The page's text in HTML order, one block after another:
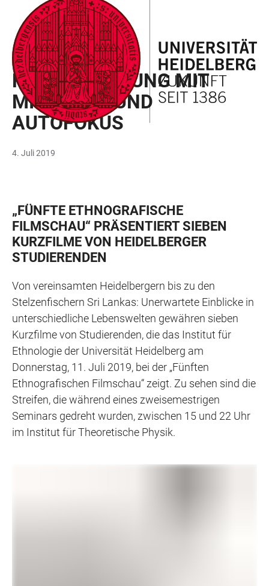
LINKS
ZUR
BARRIEREFREIHEIT
ZUM
HAUPTINHALT
HAUPTNAVIGATION
ÖFFNEN
WEBSEITENSUCHE
ÖFFNEN
ETHNOLOGIE
FELDFORSCHUNG MIT
MIKROFON UND
AUTOFOKUS
4. Juli 2019
„FÜNFTE ETHNOGRAFISCHE
FILMSCHAU“ PRÄSENTIERT SIEBEN
KURZFILME VON HEIDELBERGER
STUDIERENDEN
Von vereinsamten Heidelbergern bis zu den
Stelzenfischern Sri Lankas: Unerwartete Einblicke in
unterschiedliche Lebenswelten gewähren sieben
Kurzfilme von Studierenden, die das Institut für
Ethnologie der Universität Heidelberg am
Donnerstag, 11. Juli 2019, bei der „Fünften
Ethnografischen Filmschau“ zeigt. Zu sehen sind die
Streifen, die während eines zweisemestrigen
Seminars gedreht wurden, zwischen 15 und 22 Uhr
im Institut für Theoretische Physik.